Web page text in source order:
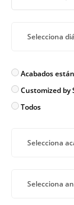
Selecciona
Acabados
Customized by
Todos
Selecciona
Selecciona